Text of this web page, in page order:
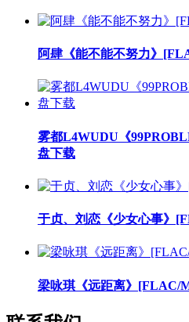
阿肆《能不能不努力》
雾都L4WUDU《
盘下载
于贞、刘恋《少女心事》
梁咏琪《远距离》[FLAC/